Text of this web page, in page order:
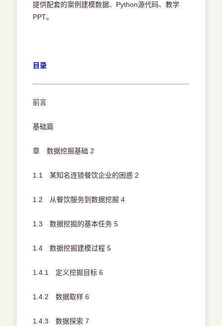
提供配套的案例建模数据、Python源代码、教学
PPT。
目录
前言
基础篇
章 数据挖掘基础 2
1.1 某知名连锁餐饮企业的困惑 2
1.2 从餐饮服务到数据挖掘 4
1.3 数据挖掘的基本任务 5
1.4 数据挖掘建模过程 5
1.4.1 定义挖掘目标 6
1.4.2 数据取样 6
1.4.3 数据探索 7